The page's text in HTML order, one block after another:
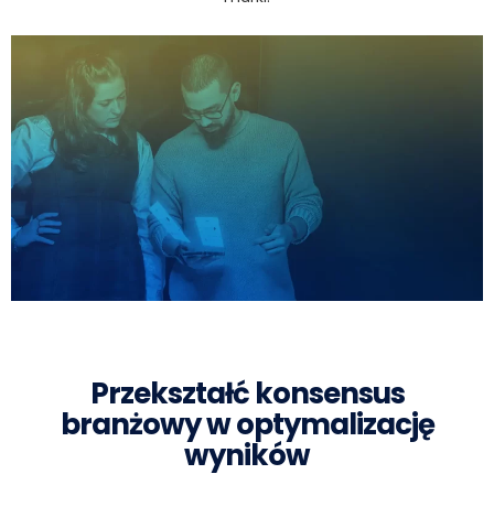
Przekształć konsensus
branżowy w optymalizację
wyników